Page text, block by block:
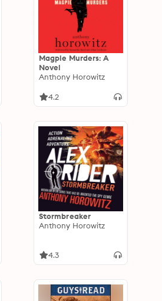
Magpie Murders: A
Novel
Anthony Horowitz
4.2
Stormbreaker
Anthony Horowitz
4.3